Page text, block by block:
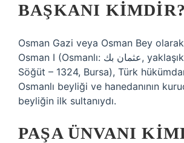
BAŞKANI KIMDIR?
Osman Gazi veya Osman Bey
Osman I (Osmanlı: عثمان بك, yaklaşık 1254–58,
Söğüt – 1324, Bursa), Türk
Osmanlı beyliği ve hanedanının
beyliğin ilk sultanıydı.
PAŞA ÜNVANI